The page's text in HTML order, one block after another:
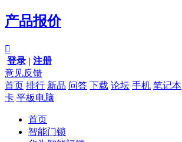
产品报价

登录 | 注册
意见反馈
首页 排行 新品 问答 下载 论坛 手机 笔记本
卡 平板电脑
首页
智能门锁